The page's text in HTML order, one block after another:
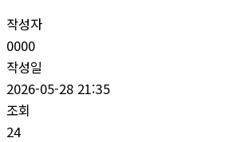
작성자
0000
작성일
2026-05-28 21:35
조회
24